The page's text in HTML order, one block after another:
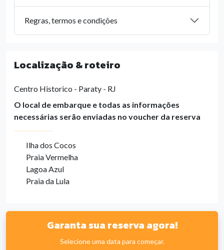
Regras, termos e condições
Localização & roteiro
Centro Historico - Paraty - RJ
O local de embarque e todas as informações
necessárias serão enviadas no voucher da reserva
Ilha dos Cocos
Praia Vermelha
Lagoa Azul
Praia da Lula
Garanta sua reserva agora!
Selecione uma data para começar.